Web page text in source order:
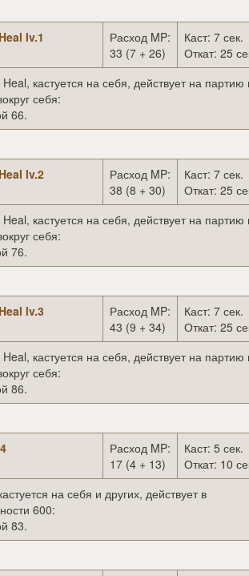
lv.1
Расход MP:
33 (7 + 26)
Каст: 7 сек.
Откат: 25
кастуется на себя, действует на партию
себя:
66.
lv.2
Расход MP:
38 (8 + 30)
Каст: 7 сек.
Откат: 25
кастуется на себя, действует на партию
себя:
76.
lv.3
Расход MP:
43 (9 + 34)
Каст: 7 сек.
Откат: 25
кастуется на себя, действует на партию
себя:
86.
Расход MP:
17 (4 + 13)
Каст: 5 сек.
Откат: 10
на себя и других, действует в
600:
83.